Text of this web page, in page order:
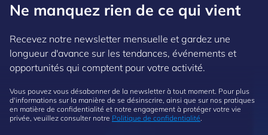
Ne manquez rien de ce qui vient
Recevez notre newsletter mensuelle et gardez une
longueur d'avance sur les tendances, événements et
opportunités qui comptent pour votre activité.
Vous pouvez vous désabonner de la newsletter à tout moment. Pour plus
d'informations sur la manière de se désinscrire, ainsi que sur nos pratiques
en matière de confidentialité et notre engagement à protéger votre vie
privée, veuillez consulter notre Politique de confidentialité.